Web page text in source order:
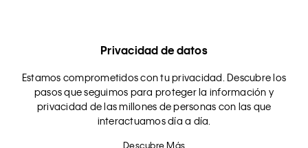
Privacidad de datos
Estamos comprometidos con tu privacidad. Descubre los
pasos que seguimos para proteger la información y
privacidad de las millones de personas con las que
interactuamos día a día.
Descubre Más